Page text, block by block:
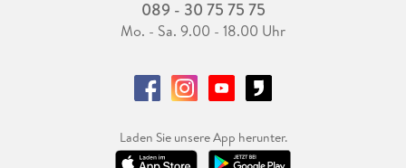
089 - 30 75 75 75
Mo. - Sa. 9.00 - 18.00 Uhr
Laden Sie unsere App herunter.